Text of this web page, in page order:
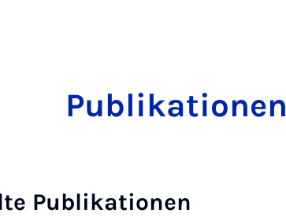
Publikationen
Publikationen